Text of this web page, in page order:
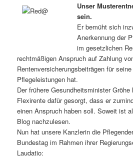
Unser
sein.
Er bemüht sich
Anerkennung der
im gesetzlichen
rechtmäßigen Anspruch auf Zahlung
Rentenversicherungsbeiträgen für
Pflegeleistungen hat.
Der frühere Gesundheitsminister
Flexirente dafür gesorgt, dass er
einen Anspruch haben soll. Soweit ist
Blog nachzulesen.
Nun hat unsere Kanzlerin die
Bundestag im Rahmen ihrer
Laudatio: